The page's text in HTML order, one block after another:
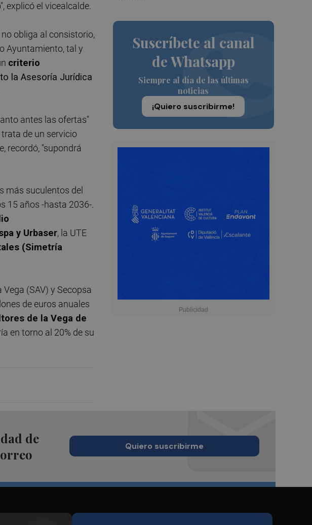
Suscríbete al canal
de Whatsapp
Siempre al día de las últimas
noticias
¡Quiero suscribirme!
explicó el vicealcalde.
no obliga al consistorio,
Ayuntamiento, tal y
criterio
la Asesoría Jurídica
antes las ofertas"
de un servicio
recordó, "supondrá
más suculentos del
15 años -hasta 2036-.
y Urbaser, la UTE
(Simetría
(SAV) y Secopsa
de euros anuales
de la Vega de
en torno al 20% de su
de
Quiero suscribirme